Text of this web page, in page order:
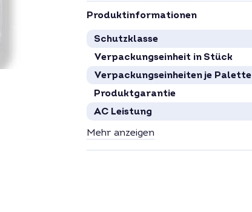
Produktinformationen
Schutzklasse
Verpackungseinheit in Stück
Verpackungseinheiten je Palette
Produktgarantie
AC Leistung
Spannungsbereich
Mehr anzeigen